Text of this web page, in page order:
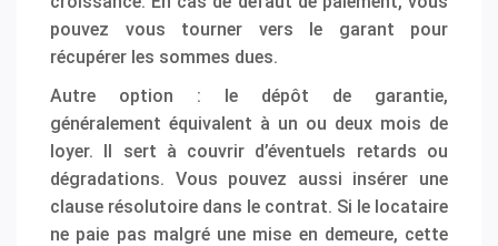
pouvez vous tourner vers le garant pour
récupérer les sommes dues.
Autre option : le dépôt de garantie,
généralement équivalent à un ou deux mois de
loyer. Il sert à couvrir d’éventuels retards ou
dégradations. Vous pouvez aussi insérer une
clause résolutoire dans le contrat. Si le locataire
ne paie pas malgré une mise en demeure, cette